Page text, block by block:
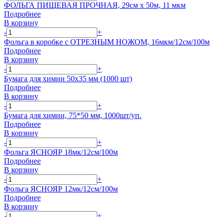
ФОЛЬГА ПИЩЕВАЯ ПРОЧНАЯ, 29см х 50м, 11 мкм
Подробнее
В корзину
-
+
Фольга в коробке с ОТРЕЗНЫМ НОЖОМ, 16мкм/12см/100м
Подробнее
В корзину
-
+
Бумага для химии 50х35 мм (1000 шт)
Подробнее
В корзину
-
+
Бумага для химии, 75*50 мм, 1000шт/уп.
Подробнее
В корзину
-
+
Фольга ЯСНОЯР 18мк/12см/100м
Подробнее
В корзину
-
+
Фольга ЯСНОЯР 12мк/12см/100м
Подробнее
В корзину